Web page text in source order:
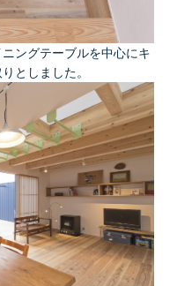
ングテーブルを中心にキ
としました。